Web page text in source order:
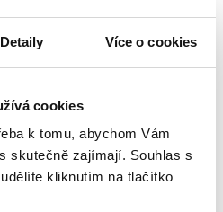
Detaily Více o cookies
cookies
k tomu, abychom Vám
skutečně zajímají. Souhlas s
kliknutím na tlačítko